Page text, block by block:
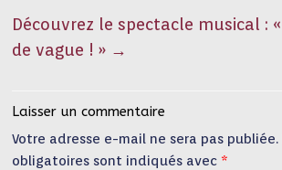
Découvrez le spectacle musical :
de vague ! » →
Laisser un commentaire
Votre adresse e-mail ne sera pas publiée.
obligatoires sont indiqués avec *